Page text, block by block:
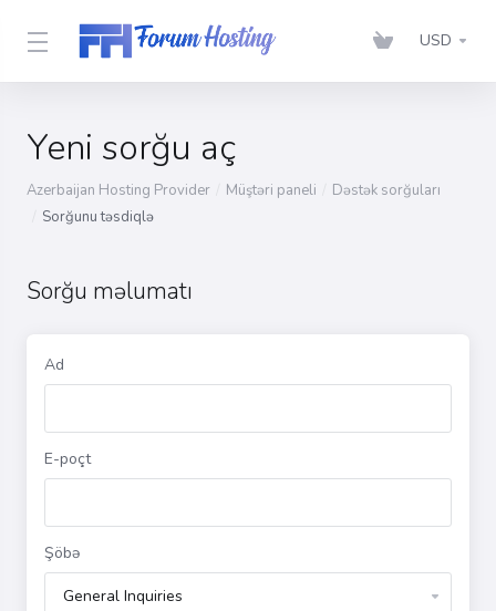
USD
Yeni sorğu aç
Azerbaijan Hosting Provider Müştəri paneli
Dəstək sorğuları
Sorğunu təsdiqlə
Sorğu məlumatı
Ad
E-poçt
Şöbə